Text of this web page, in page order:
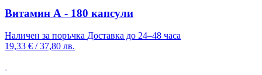
Витамин А - 180 капсули
Наличен за поръчка Доставка до 24–48 часа
19,33 € / 37,80 лв.